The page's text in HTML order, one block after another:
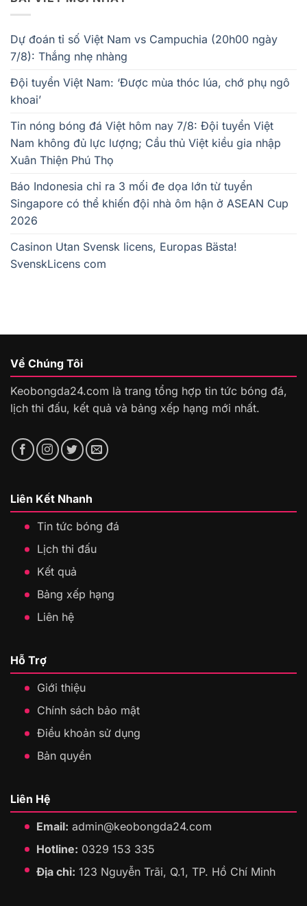
Dự đoán tỉ số Việt Nam vs Campuchia (20h00 ngày
7/8): Thắng nhẹ nhàng
Đội tuyển Việt Nam: ‘Được mùa thóc lúa, chớ phụ ngô
khoai’
Tin nóng bóng đá Việt hôm nay 7/8: Đội tuyển Việt
Nam không đủ lực lượng; Cầu thủ Việt kiều gia nhập
Xuân Thiện Phú Thọ
Báo Indonesia chỉ ra 3 mối đe dọa lớn từ tuyển
Singapore có thể khiến đội nhà ôm hận ở ASEAN Cup
2026
Casinon Utan Svensk licens, Europas Bästa!
SvenskLicens com
Về Chúng Tôi
Keobongda24.com là trang tổng hợp tin tức bóng đá,
lịch thi đấu, kết quả và bảng xếp hạng mới nhất.
Liên Kết Nhanh
Tin tức bóng đá
Lịch thi đấu
Kết quả
Bảng xếp hạng
Liên hệ
Hỗ Trợ
Giới thiệu
Chính sách bảo mật
Điều khoản sử dụng
Bản quyền
Liên Hệ
Email: admin@keobongda24.com
Hotline: 0329 153 335
Địa chỉ: 123 Nguyễn Trãi, Q.1, TP. Hồ Chí Minh